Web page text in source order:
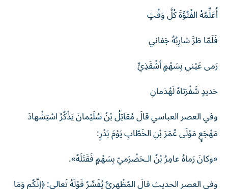
أُعَلِّمُهُ الفُتُوَّةَ كُلَّ وَقْتٍ
فَلَمّا طَرَّ شارِبُهُ جَفاني
رَمى عَيْني بِسَهْمٍ أشْقَذِيٍّ
حَديدٍ شَفْرَتاهُ لَهْذمانِ
وفي العصر العباسي قالَ مُقاتِلُ بْنُ سُلَيْمانَ يَذْكُرُ اسْتِشْهادَ
مَهْجَعٍ مَوْلَى عُمَرَ بْنِ الخَطّابِ يَوْمَ بَدْرٍ:
«وكانَ ‌رَماهُ عامِرُ بْنُ الـحَضْرَميّ بِسَهْمٍ فَقَتَلَهُ».
وفي العصر الحديث قالَ المُظْهِريُّ يُفَسِّرُ قَوْلَهُ تَعالى: ﴿إِنَّكُم وَمَا